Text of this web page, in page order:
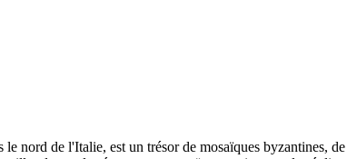
nord de l'Italie, est un trésor de mosaïques byzantines,